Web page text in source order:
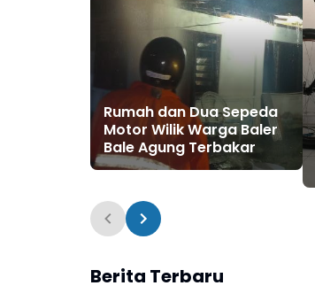
Rumah dan Dua Sepeda
Motor Wilik Warga Baler
Bale Agung Terbakar
Berita Terbaru